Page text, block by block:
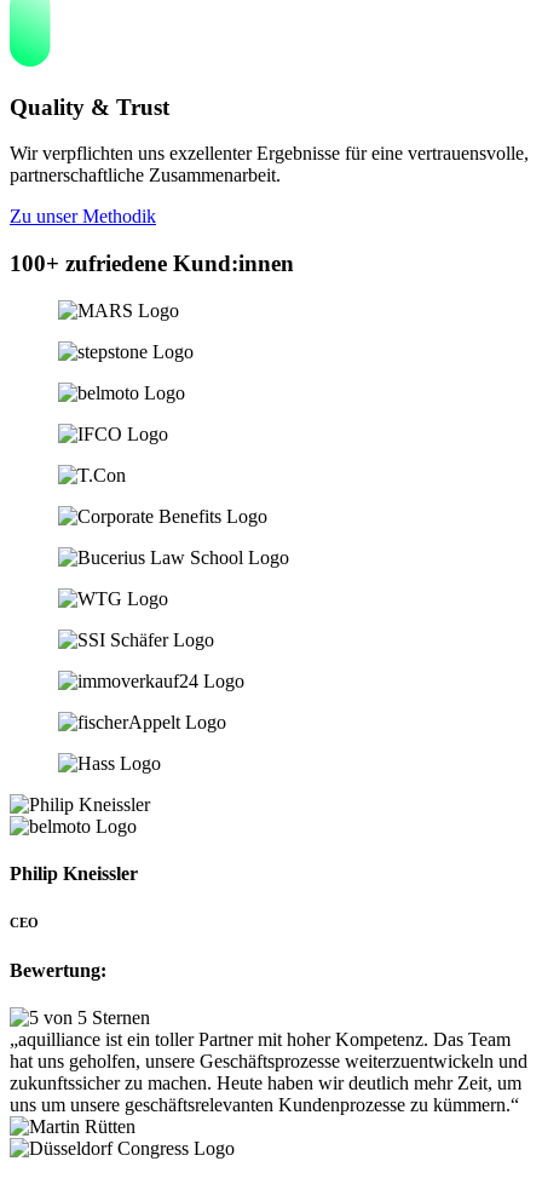
Quality & Trust
Wir verpflichten uns exzellenter Ergebnisse für eine vertrauensvolle,
partnerschaftliche Zusammenarbeit.
Zu unser Methodik
100+ zufriedene Kund:innen
Philip Kneissler
CEO
Bewertung:
„aquilliance ist ein toller Partner mit hoher Kompetenz. Das Team
hat uns geholfen, unsere Geschäftsprozesse weiterzuentwickeln und
zukunftssicher zu machen. Heute haben wir deutlich mehr Zeit, um
uns um unsere geschäftsrelevanten Kundenprozesse zu kümmern.“